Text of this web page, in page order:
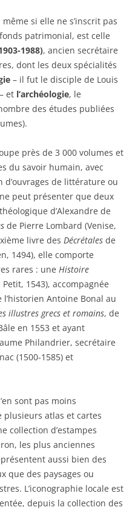
si elle ne s’inscrit pas
patrimonial, est celle
1988), ancien secrétaire
dont les deux spécialités
– il fut le disciple de Louis
et l’archéologie, le
des études publiées
près de 3 000 volumes et
du savoir humain, avec
de littérature ou
peut présenter que deux
d’Alexandre de
de Pierre Lombard (Venise,
livre des Décrétales de
1494), elle comporte
rares : une Histoire
1543), accompagnée
Antoine Bonal au
illustres grecs et romains, de
en 1553 et ayant
Philandrier, secrétaire
(1500-1585) et
sont pas moins
atlas et cartes
collection d’estampes
les plus anciennes
aussi bien des
que des paysages ou
L’iconographie locale est
depuis la collection des